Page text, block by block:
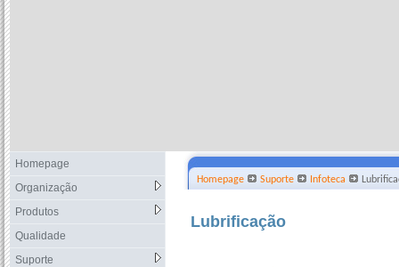
Homepage
Organização
Produtos
Qualidade
Suporte
Homepage Suporte Infoteca
Lubrificação